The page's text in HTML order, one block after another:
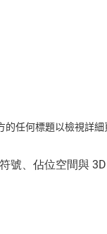
的任何標題以檢視詳